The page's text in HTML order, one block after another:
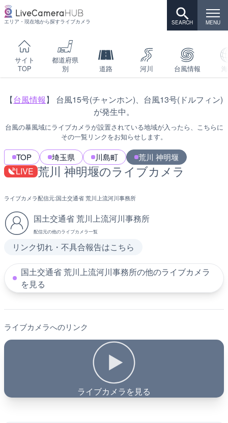
エリア・現在地から探すライブカメラ
サイト
TOP
都道府県
別
道路 河川 台風情報
【台風情報】 台風15号(チャンホン)、台風13号(ドルフィン)
が発生中。
台風の暴風域にライブカメラが設置されている地域が入ったら、こちらに
その一覧リンクをお知らせします。
TOP 埼玉県 川島町 荒川 神明堰
LIVE 荒川 神明堰のライブカメラ
ライブカメラ配信元:国土交通省 荒川上流河川事務所
国土交通省 荒川上流河川事務所
配信元の他のライブカメラ一覧
リンク切れ・不具合報告はこちら
国土交通省 荒川上流河川事務所の他のライブカメラ
を見る
ライブカメラへのリンク
ライブカメラを見る